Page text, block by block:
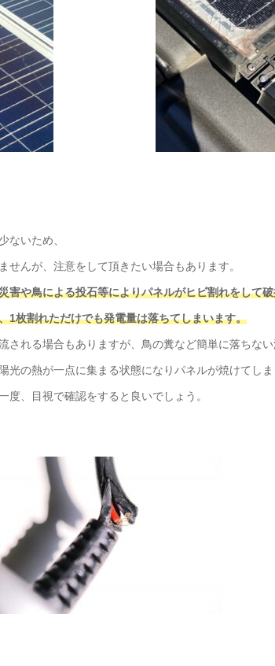
ないため、
せんが、注意をして頂きたい場合もあります。
害や鳥による投石等によりパネルがヒビ割れをして
1枚割れただけでも発電量は落ちてしまいます。
れる場合もありますが、鳥の糞など簡単に落ちない
の熱が一点に集まる状態になりパネルが焼けてしま
度、目視で確認をすると良いでしょう。